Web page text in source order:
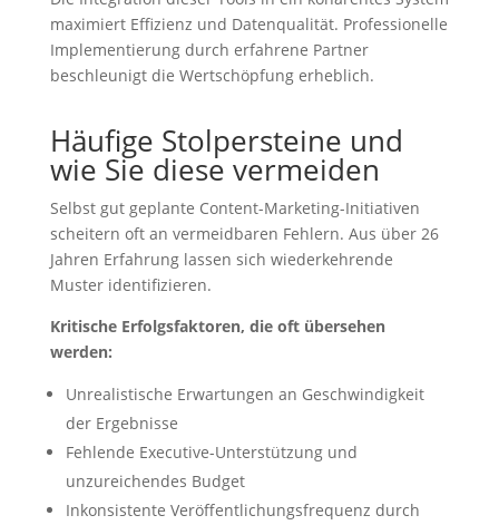
maximiert Effizienz und Datenqualität. Professionelle
Implementierung durch erfahrene Partner
beschleunigt die Wertschöpfung erheblich.
Häufige Stolpersteine und
wie Sie diese vermeiden
Selbst gut geplante Content-Marketing-Initiativen
scheitern oft an vermeidbaren Fehlern. Aus über 26
Jahren Erfahrung lassen sich wiederkehrende
Muster identifizieren.
Kritische Erfolgsfaktoren, die oft übersehen
werden:
Unrealistische Erwartungen an Geschwindigkeit
der Ergebnisse
Fehlende Executive-Unterstützung und
unzureichendes Budget
Inkonsistente Veröffentlichungsfrequenz durch